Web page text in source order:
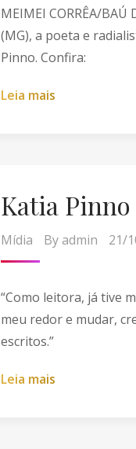
MEIMEI CORRÊA/
(MG), a poeta e
Pinno. Confira:
Leia mais
Katia
Mídia Byadmin 21/
“Como leitora, já tive
meu redor e mudar,
escritos.”
Leia mais